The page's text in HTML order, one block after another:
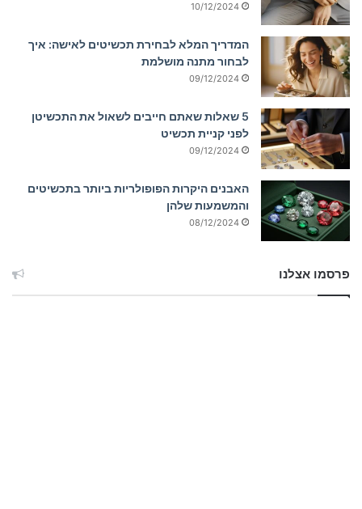
10/12/2024
המדריך המלא לבחירת תכשיטים לאישה: איך
לבחור מתנה מושלמת
09/12/2024
5 שאלות שאתם חייבים לשאול את התכשיטן
לפני קניית תכשיט
09/12/2024
האבנים היקרות הפופולריות ביותר בתכשיטים
והמשמעות שלהן
08/12/2024
פרסמו אצלנו